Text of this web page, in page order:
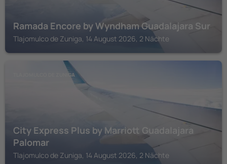
Ramada Encore by Wyndham Guadalajara Sur
Tlajomulco de Zuniga, 14 August 2026, 2 Nächte
TLAJOMULCO DE ZUNIGA
City Express Plus by Marriott Guadalajara
Palomar
Tlajomulco de Zuniga, 14 August 2026, 2 Nächte